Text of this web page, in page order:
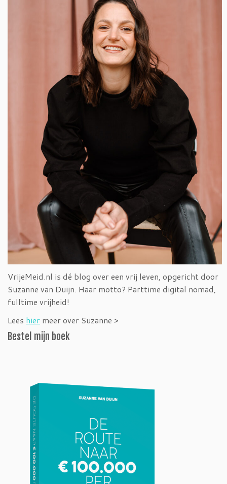
VrijeMeid.nl is dé blog over een vrij leven, opgericht door
Suzanne van Duijn. Haar motto? Parttime digital nomad,
fulltime vrijheid!
Lees hier meer over Suzanne >
Bestel mijn boek